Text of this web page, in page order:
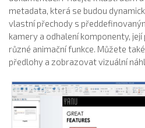
metadata, která se budou
vlastní přechody s
kamery a odhalení komponenty,
různé animační funkce. Můžete
předlohy a zobrazovat vizuální